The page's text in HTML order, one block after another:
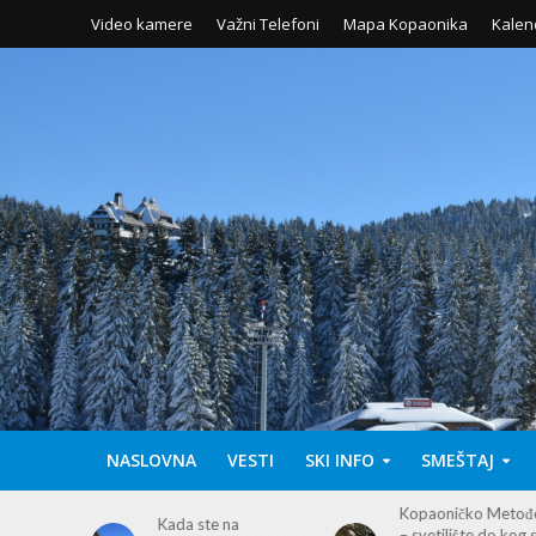
Video kamere Važni Telefoni Mapa Kopaonika
NASLOVNA VESTI SKI INFO SMEŠTAJ
Otvaranje letnje